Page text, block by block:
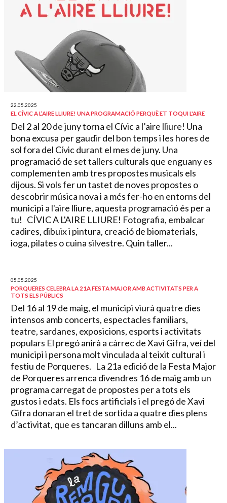
22.05.2025
EL CÍVIC A L’AIRE LLIURE! UNA PROGRAMACIÓ PERQUÈ ET TOQUI L'AIRE
Del 2 al 20 de juny torna el Cívic a l’aire lliure! Una
bona excusa per gaudir del bon temps i les hores de
sol fora del Cívic durant el mes de juny. Una
programació de set tallers culturals que enguany es
complementen amb tres propostes musicals els
dijous. Si vols fer un tastet de noves propostes o
descobrir música nova i a més fer-ho en entorns del
municipi a l'aire lliure, aquesta programació és per a
tu! CÍVIC A L'AIRE LLIURE! Fotografia, embalcar
cadires, dibuix i pintura, creació de biomaterials,
ioga, pilates o cuina silvestre. Quin taller...
05.05.2025
PORQUERES CELEBRA LA 21A FESTA MAJOR AMB ACTIVITATS PER A
TOTS ELS PÚBLICS
Del 16 al 19 de maig, el municipi viurà quatre dies
intensos amb concerts, espectacles familiars,
teatre, sardanes, exposicions, esports i activitats
populars El pregó anirà a càrrec de Xavi Gifra, veí del
municipi i persona molt vinculada al teixit cultural i
festiu de Porqueres. La 21a edició de la Festa Major
de Porqueres arrenca divendres 16 de maig amb un
programa carregat de propostes per a tots els
gustos i edats. Els focs artificials i el pregó de Xavi
Gifra donaran el tret de sortida a quatre dies plens
d’activitat, que es tancaran dilluns amb el...